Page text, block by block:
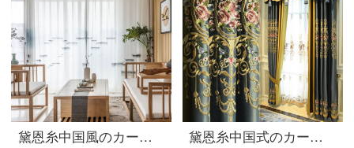
黛恩糸中国風のカーテン遮光リビングルームの書斎江南水郷シフォンデジタルプリントの古典中国風カーテンの完成品カスタマイズタバコ雨江南布幅一メートル（加工無料）
黛恩糸中国式のカーテンをカスタマイズしました。リビングルームにシルクの刺繍カーテンを作ったものです。アメリカ式ヨーロッパ式の古典中国風の新しい中国風のカーテンBタイプの布の幅が一メートルです。専ら撮ります。